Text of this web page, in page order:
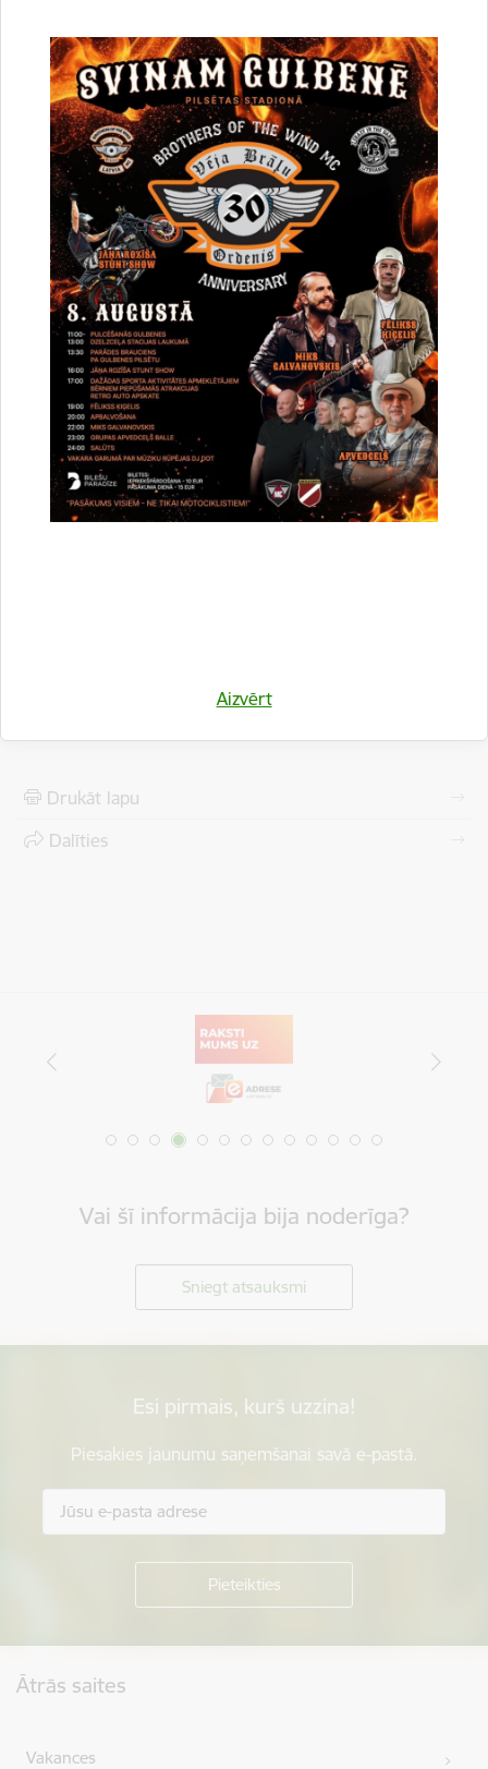
Aizvērt
viesus par gaidāmo trauksmes sirēnu pārbaudi, lai nerastos
lieki uztraukumi.
Ukrainas civiliedzīvotājiem, kuri atrodas Latvijas teritorijā,
mobilo sakaru operatoriem lūgts nosūtīt SMS ar informāciju,
ka 26. novembrī plānota trauksmes sirēnu pārbaude.
Saskaņā ar Ministru kabineta 2017. gada 8. augusta
noteikumu Nr. 440 “Valsts agrīnās brīdināšanas sistēmas
izveidošanas, darbības un finansēšanas kārtība” VUGD veic
trauksmes sirēnu gatavības pārbaudi, lai pārbaudītu
trauksmes sirēnu darbību un tehnisko stāvokli, kā arī
sadarbību ar plašsaziņas līdzekļiem (radio un TV).
Ikviens Latvijas iedzīvotājs, kuram ir viedtālrunis, aicināts
lejupielādēt un izmantot arī bezmaksas lietotni “112 Latvija”,
kas lietotājam sniedz vairākas priekšrocības - iespēju piezvanīt
vai nosūtīt īsziņu uz vienoto ārkārtas palīdzības izsaukumu
numuru 112, saņemt paziņojumus par iespējamo
Civilā aizsardzība
Drukāt lapu
Dalīties
Vai šī informācija bija noderīga?
Sniegt atsauksmi
Esi pirmais, kurš uzzina!
Piesakies jaunumu saņemšanai savā e-pastā.
Ātrās saites
Vakances